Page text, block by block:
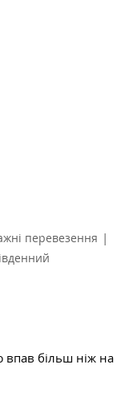
перевезення |
впав більш ніж на